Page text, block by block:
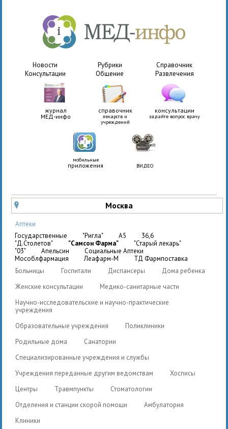
Новости Рубрики
Справочник
Консультации
Общение Развлечения
журнал
МЕД-инфо
справочник
лекарств и
учреждений
консультации
задайте вопрос врачу
мобильные
приложения ВИДЕО
u Москва
Аптеки
государственные
"Ригла" A5
36,6
"Д.Столетов"
"Самсон Фарма"
"Старый лекарь"
"03"
Апельсин
Социальные Аптеки
Мособлфармация
Леафарм-М
ТД Фармпоставка
Больницы
Госпитали Диспансеры
Дома ребенка
Женские консультации
Медико-санитарные части
Научно-исследовательские и научно-практические
учреждения
Образовательные учреждения
Поликлиники
Родильные дома
Санатории
Специализированные учреждения и службы
Учреждения переданные другим ведомствам
Хосписы
Центры
Травмпункты
Стоматологии
Отделения и станции скорой помощи
Амбулатория
Клиники